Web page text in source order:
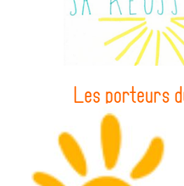
Les porteurs